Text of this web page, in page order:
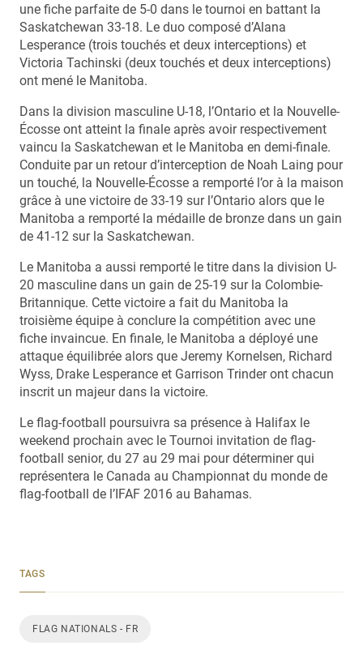
une fiche parfaite de 5-0 dans le tournoi en battant la
Saskatchewan 33-18. Le duo composé d’Alana
Lesperance (trois touchés et deux interceptions) et
Victoria Tachinski (deux touchés et deux interceptions)
ont mené le Manitoba.
Dans la division masculine U-18, l’Ontario et la Nouvelle-
Écosse ont atteint la finale après avoir respectivement
vaincu la Saskatchewan et le Manitoba en demi-finale.
Conduite par un retour d’interception de Noah Laing pour
un touché, la Nouvelle-Écosse a remporté l’or à la maison
grâce à une victoire de 33-19 sur l’Ontario alors que le
Manitoba a remporté la médaille de bronze dans un gain
de 41-12 sur la Saskatchewan.
Le Manitoba a aussi remporté le titre dans la division U-
20 masculine dans un gain de 25-19 sur la Colombie-
Britannique. Cette victoire a fait du Manitoba la
troisième équipe à conclure la compétition avec une
fiche invaincue. En finale, le Manitoba a déployé une
attaque équilibrée alors que Jeremy Kornelsen, Richard
Wyss, Drake Lesperance et Garrison Trinder ont chacun
inscrit un majeur dans la victoire.
Le flag-football poursuivra sa présence à Halifax le
weekend prochain avec le Tournoi invitation de flag-
football senior, du 27 au 29 mai pour déterminer qui
représentera le Canada au Championnat du monde de
flag-football de l’IFAF 2016 au Bahamas.
TAGS
FLAG NATIONALS - FR